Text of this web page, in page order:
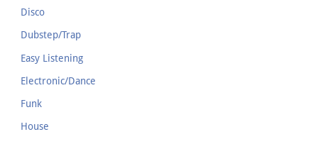
Disco
Dubstep/Trap
Easy Listening
Electronic/Dance
Funk
House